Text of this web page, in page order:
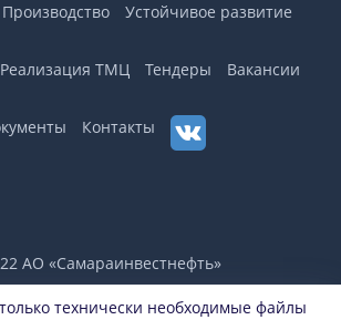
технически необходимые файлы
Производство Устойчивое развитие
Реализация ТМЦ Тендеры Вакансии
Контакты
АО «Самараинвестнефть»
по вопросам противодействия